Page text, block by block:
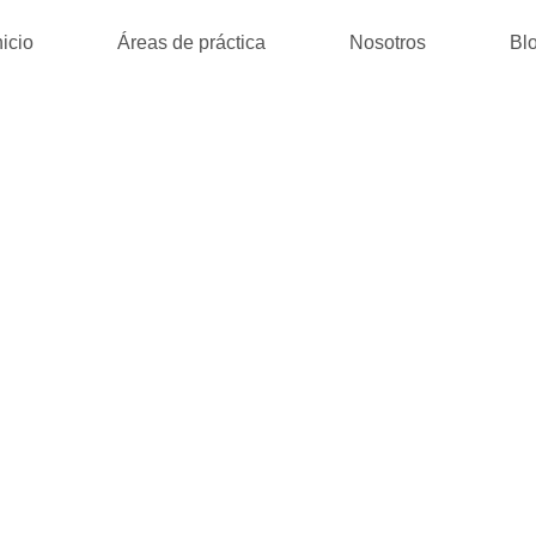
Áreas de práctica Nosotros